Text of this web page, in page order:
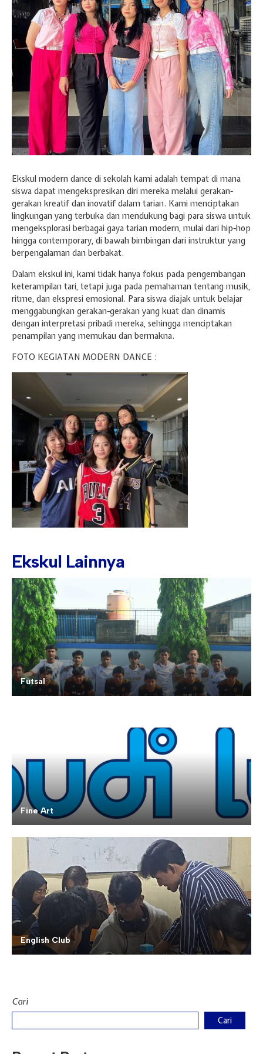
Hari Guru 24 November
Ekskul modern dance di sekolah kami adalah tempat di mana
siswa dapat mengekspresikan diri mereka melalui gerakan-
gerakan kreatif dan inovatif dalam tarian. Kami menciptakan
lingkungan yang terbuka dan mendukung bagi para siswa untuk
mengeksplorasi berbagai gaya tarian modern, mulai dari hip-hop
hingga contemporary, di bawah bimbingan dari instruktur yang
berpengalaman dan berbakat.
Dalam ekskul ini, kami tidak hanya fokus pada pengembangan
keterampilan tari, tetapi juga pada pemahaman tentang musik,
ritme, dan ekspresi emosional. Para siswa diajak untuk belajar
menggabungkan gerakan-gerakan yang kuat dan dinamis
dengan interpretasi pribadi mereka, sehingga menciptakan
penampilan yang memukau dan bermakna.
FOTO KEGIATAN MODERN DANCE :
Ekskul Lainnya
Futsal
Fine Art
English Club
Cari
Cari